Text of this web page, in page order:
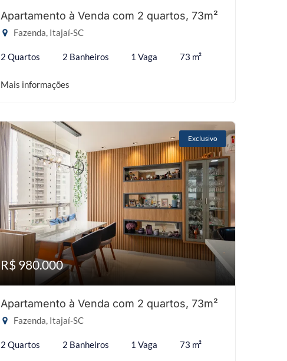
Apartamento à Venda com 2 quartos, 73m²
Fazenda, Itajaí-SC
2 Quartos 2 Banheiros 1 Vaga 73 m²
Mais informações
Exclusivo
R$ 980.000
Apartamento à Venda com 2 quartos, 73m²
Fazenda, Itajaí-SC
2 Quartos 2 Banheiros 1 Vaga 73 m²